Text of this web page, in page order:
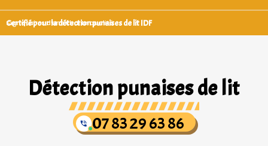
Certifié pour la détection punaises de lit IDF
Signataires d’une charte qualité
Détection punaises de lit
07 83 29 63 86